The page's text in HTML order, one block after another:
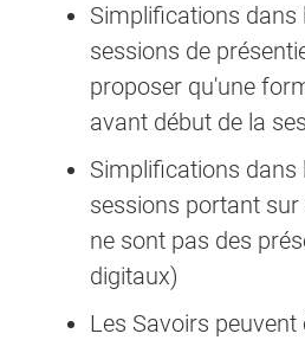
Simplifications dans
sessions de
proposer qu'une
avant début de la
Simplifications dans
sessions portant
ne sont pas des
digitaux)
Les Savoirs peuvent